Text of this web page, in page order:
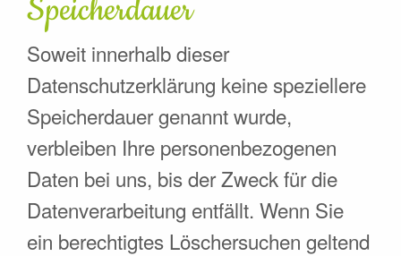
Speicherdauer
Soweit innerhalb dieser
Datenschutzerklärung keine speziellere
Speicherdauer genannt wurde,
verbleiben Ihre personenbezogenen
Daten bei uns, bis der Zweck für die
Datenverarbeitung entfällt. Wenn Sie
ein berechtigtes Löschersuchen geltend